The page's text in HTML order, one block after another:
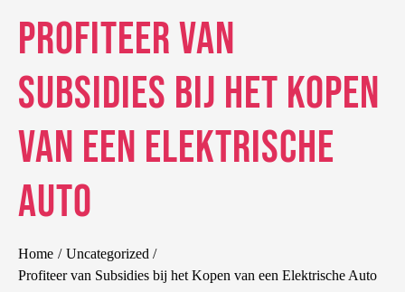
Profiteer van
Subsidies bij het Kopen
van een Elektrische
Auto
Home
Uncategorized
Profiteer van Subsidies bij het Kopen van een Elektrische Auto